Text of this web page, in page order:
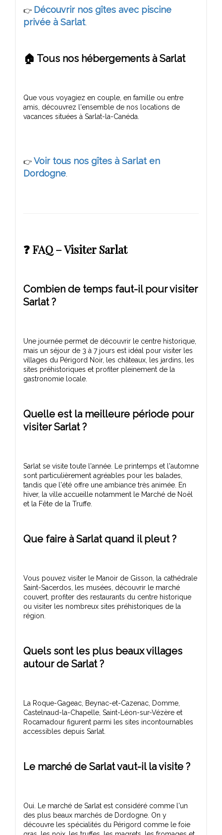
👉 Découvrir nos gîtes avec piscine
privée à Sarlat
🏠 Tous nos hébergements à Sarlat
Que vous voyagiez en couple, en famille ou entre
amis, découvrez l'ensemble de nos locations de
👉 Voir tous nos gîtes à Sarlat en
Dordogne
❓ FAQ – Visiter Sarlat
Combien de temps faut-il pour visiter
Sarlat ?
Une journée permet de découvrir le centre historique,
mais un séjour de 3 à 7 jours est idéal pour visiter les
villages du Périgord Noir, les châteaux, les jardins, les
sites préhistoriques et profiter pleinement de la
Quelle est la meilleure période pour
visiter Sarlat ?
Sarlat se visite toute l'année. Le printemps et l'automne
sont particulièrement agréables pour les balades,
tandis que l'été offre une ambiance très animée. En
hiver, la ville accueille notamment le Marché de Noël
Que faire à Sarlat quand il pleut ?
Vous pouvez visiter le Manoir de Gisson, la cathédrale
Saint-Sacerdos, les musées, découvrir le marché
couvert, profiter des restaurants du centre historique
ou visiter les nombreux sites préhistoriques de la
Quels sont les plus beaux villages
autour de Sarlat ?
La Roque-Gageac, Beynac-et-Cazenac, Domme,
Castelnaud-la-Chapelle, Saint-Léon-sur-Vézère et
Rocamadour figurent parmi les sites incontournables
Le marché de Sarlat vaut-il la visite ?
Oui. Le marché de Sarlat est considéré comme l'un
des plus beaux marchés de Dordogne. On y
découvre les spécialités du Périgord comme le foie